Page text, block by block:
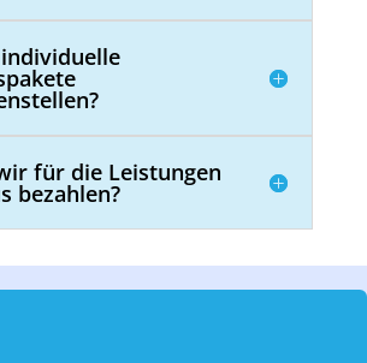
für die Leistungen
bezahlen?